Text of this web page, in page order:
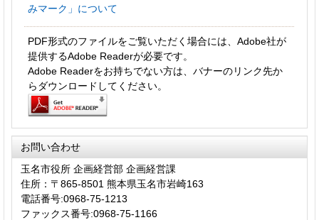
みマーク」について
PDF形式のファイルをご覧いただく場合には、Adobe社が
提供するAdobe Readerが必要です。
Adobe Readerをお持ちでない方は、バナーのリンク先か
らダウンロードしてください。
お問い合わせ
玉名市役所 企画経営部 企画経営課
住所：〒865-8501 熊本県玉名市岩崎163
電話番号:0968-75-1213
ファックス番号:0968-75-1166